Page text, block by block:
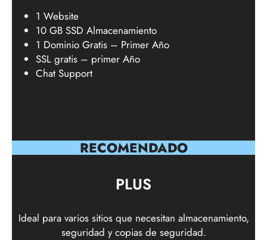
1 Website
10 GB SSD Almacenamiento
1 Dominio Gratis – Primer Año
SSL gratis – primer Año
Chat Support
RECOMENDADO
PLUS
Ideal para varios sitios que necesitan almacenamiento,
seguridad y copias de seguridad.